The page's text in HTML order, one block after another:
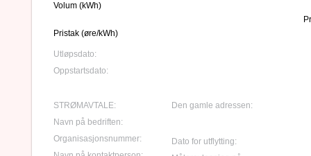
Volum (kWh)
Pristak (øre/kWh)
Utløpsdato:
Oppstartsdato:
STRØMAVTALE:
Navn på bedriften:
Organisasjonsnummer:
Den gamle adressen:
Dato for utflytting: